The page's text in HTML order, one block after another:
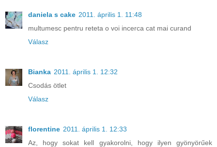
daniela s cake 2011. április 1. 11:48
multumesc pentru reteta o voi incerca cat mai curand
Válasz
Bianka 2011. április 1. 12:32
Csodás ötlet
Válasz
florentine 2011. április 1. 12:33
Az, hogy sokat kell gyakorolni, hogy ilyen gyönyörűek